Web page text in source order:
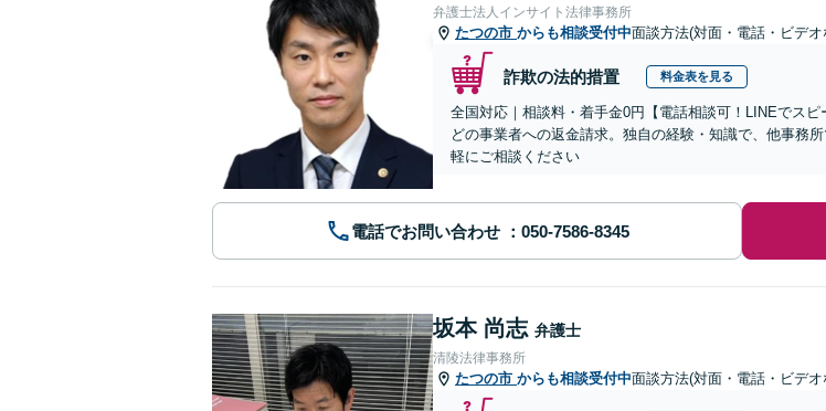
弁護士法人インサイト法律事務所
たつの市 からも相談受付中面談方法(対面・電話・ビデ
詐欺の法的措置 料金表を見る
全国対応｜相談料・着手金0円【電話相談可！LINEでス
どの事業者への返金請求。独自の経験・知識で、他事務
軽にご相談ください
電話でお問い合わせ
坂本 尚志 弁護士
清陵法律事務所
たつの市 からも相談受付中面談方法(対面・電話・ビデ